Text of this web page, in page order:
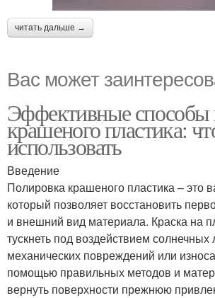
читать дальше →
Вас может
Эффективные способы
крашеного пластика:
использовать
Введение
Полировка крашеного пластика – это
который позволяет восстановить
и внешний вид материала. Краска на
тускнеть под воздействием солнечных
механических повреждений или
помощью правильных методов и
вернуть поверхности прежнюю